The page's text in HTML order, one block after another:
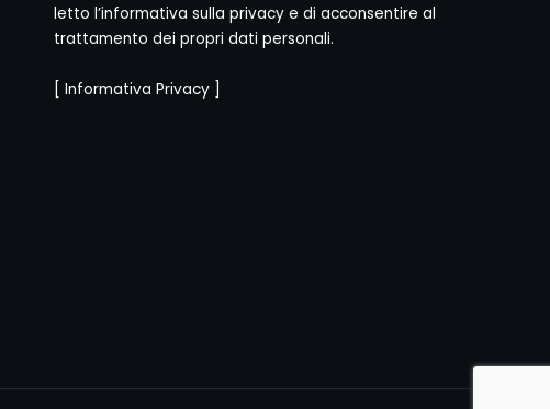
letto l’informativa sulla privacy e di acconsentire al
trattamento dei propri dati personali.
[ Informativa Privacy]